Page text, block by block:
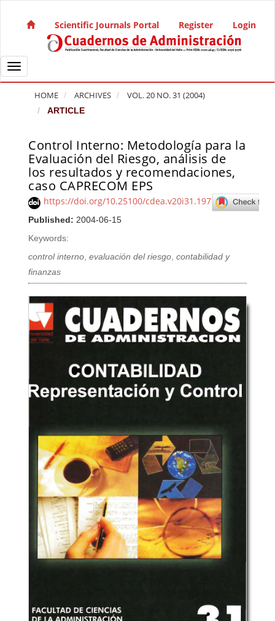
Main Navigation
Main Content
Sidebar
Scientific Journals Portal Register Login
Toggle navigation
HOME ARCHIVES VOL. 20 NO. 31 (2004)
ARTICLE
Control Interno: Metodología para la
Evaluación del Riesgo, análisis de
los resultados y recomendaciones,
caso CAPRECOM EPS
https://doi.org/10.25100/cdea.v20i31.197
Published: 2004-06-15
Keywords:
control interno,evaluación del riesgo,contabilidad y
finanzas
Article Sidebar